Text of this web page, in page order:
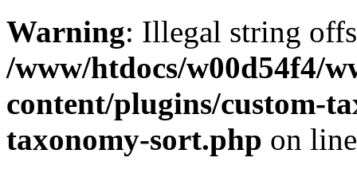
Warning: Illegal string
/www/htdocs/w00d54f4/
content/plugins/custom-
taxonomy-sort.php on